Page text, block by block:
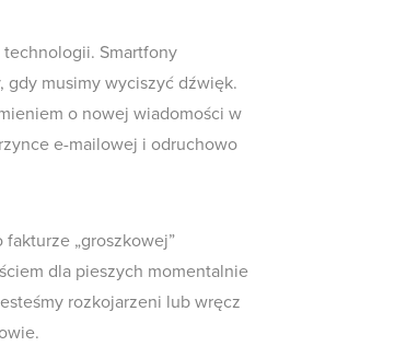
technologii. Smartfony
gdy musimy wyciszyć dźwięk.
o nowej wiadomości w
e-mailowej i odruchowo
fakturze „groszkowej”
dla pieszych momentalnie
rozkojarzeni lub wręcz